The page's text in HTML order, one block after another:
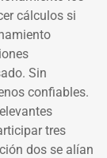
cálculos si
Sin
confiables.
tres
dos se alían